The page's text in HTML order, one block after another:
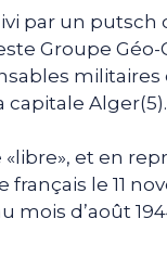
par un putsch
Groupe Géo-
militaires
capitale Alger(5).
et en
le 11
mois d’août